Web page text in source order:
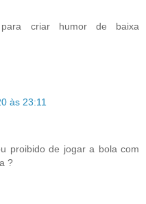
para criar humor de baixa
às 23:11
proibido de jogar a bola com
?